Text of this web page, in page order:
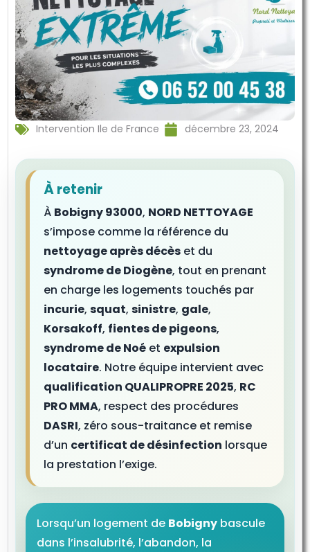
Intervention Ile de France décembre 23, 2024
À retenir
À Bobigny 93000, NORD NETTOYAGE
s’impose comme la référence du
nettoyage après décès et du
syndrome de Diogène, tout en prenant
en charge les logements touchés par
incurie,squat,sinistre, gale,
Korsakoff, fientes de pigeons,
syndrome de Noé et expulsion
locataire. Notre équipe intervient avec
qualification QUALIPROPRE 2025, RC
PRO MMA, respect des procédures
DASRI, zéro sous-traitance et remise
d’un certificat de désinfection lorsque
la prestation l’exige.
Lorsqu’un logement de Bobigny bascule
dans l’insalubrité, l’abandon, la